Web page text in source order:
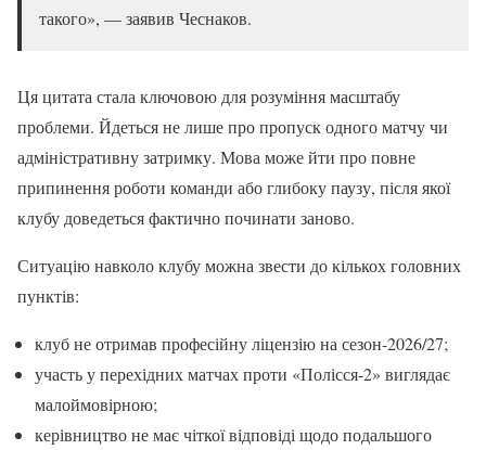
такого», — заявив Чеснаков.
Ця цитата стала ключовою для розуміння масштабу
проблеми. Йдеться не лише про пропуск одного матчу чи
адміністративну затримку. Мова може йти про повне
припинення роботи команди або глибоку паузу, після якої
клубу доведеться фактично починати заново.
Ситуацію навколо клубу можна звести до кількох головних
пунктів:
клуб не отримав професійну ліцензію на сезон-2026/27;
участь у перехідних матчах проти «Полісся-2» виглядає
малоймовірною;
керівництво не має чіткої відповіді щодо подальшого